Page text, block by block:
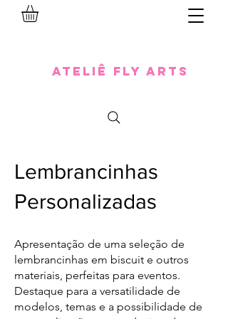
Ateliê Fly Arts
Lembrancinhas
Personalizadas
Apresentação de uma seleção de
lembrancinhas em biscuit e outros
materiais, perfeitas para eventos.
Destaque para a versatilidade de
modelos, temas e a possibilidade de